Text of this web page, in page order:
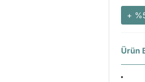
+
Ürün